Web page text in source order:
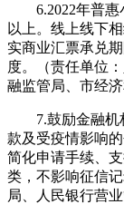
6.2022年普
以上。线上线下
实商业汇票承兑
度。（责任单位
融监管局、市经
7.鼓励金融
款及受疫情影响
简化申请手续、
类，不影响征信
局、人民银行营